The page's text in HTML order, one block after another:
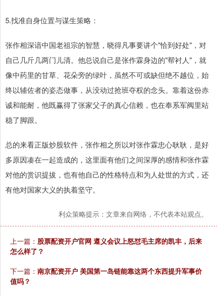
5.找准自身位置与谋生策略：
张作相深谙中国老祖宗的智慧，晓得凡事要讲个"恰到好处"，对
自己几斤几两门儿清。他总说自己是张作霖身边的"帮衬人"，就
像中药里的甘草、花朵旁的绿叶，虽然不可或缺但绝不越位，始
终以辅佐者的姿态做事，从没动过抢班夺权的念头。靠着这份赤
诚和能耐，他既赢得了张家父子的真心信赖，也在奉系军阀里站
稳了脚跟。
总的来看正版炒股软件，张作相之所以对张作霖忠心耿耿，是好
多原因凑在一起造成的，这里面有他们之间深厚的感情和张作霖
对他的赏识提拔，也有他自己的性格特点和为人处世的方式，还
有他对国家大义的执着坚守。
利众策略提示：文章来自网络，不代表本站观点。
上一篇： 股票配资开户官网 遵义会议上怒怼毛主席的凯丰，后来
怎么样了？
下一篇： 南京配资开户 美国第一岛链能靠这两个东西提升军事价
值吗？